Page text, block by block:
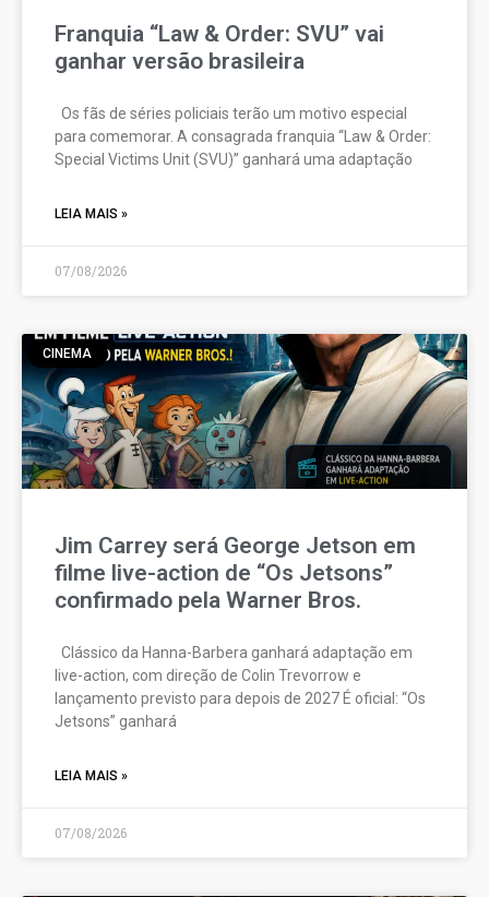
Franquia “Law & Order: SVU” vai
ganhar versão brasileira
Os fãs de séries policiais terão um motivo especial
para comemorar. A consagrada franquia “Law & Order:
Special Victims Unit (SVU)” ganhará uma adaptação
LEIA MAIS »
07/08/2026
CINEMA
Jim Carrey será George Jetson em
filme live-action de “Os Jetsons”
confirmado pela Warner Bros.
Clássico da Hanna-Barbera ganhará adaptação em
live-action, com direção de Colin Trevorrow e
lançamento previsto para depois de 2027 É oficial: “Os
Jetsons” ganhará
LEIA MAIS »
07/08/2026